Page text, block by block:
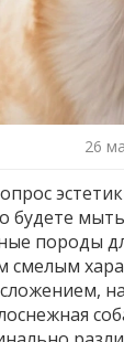
26
будете
породы
смелым